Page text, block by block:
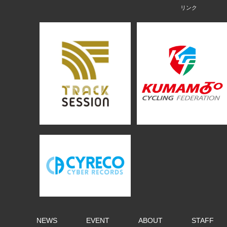
NEWS EVENT ABOUT STAFF